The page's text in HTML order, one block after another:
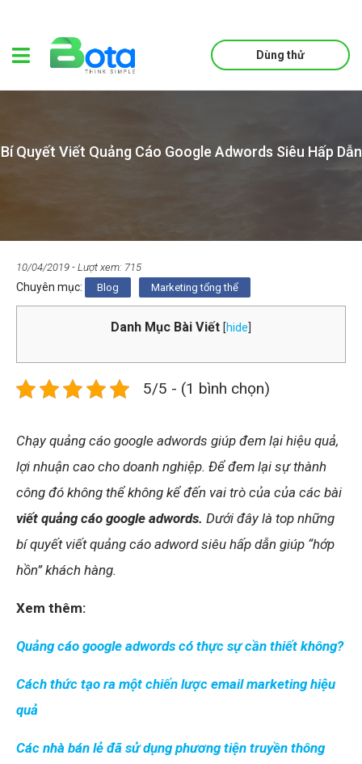
Dùng thử
Bí Quyết Viết Quảng Cáo Google Adwords Siêu Hấp Dẫn
10/04/2019 - Lượt xem: 715
Chuyên mục: Blog Marketing tổng thể
Danh Mục Bài Viết [hide
5/5 - (1 bình chọn)
Chạy quảng cáo google adwords giúp đem lại hiệu quả,
lợi nhuận cao cho doanh nghiệp. Để đem lại sự thành
công đó không thể không kể đến vai trò của của các bài
viết quảng cáo google adwords. Dưới đây là top những
bí quyết viết quảng cáo adword siêu hấp dẫn giúp “hớp
hồn” khách hàng.
Xem thêm:
Quảng cáo google adwords có thực sự cần thiết không?
Cách thức tạo ra một chiến lược email marketing hiệu
quả
Các nhà bán lẻ đã sử dụng phương tiện truyền thông